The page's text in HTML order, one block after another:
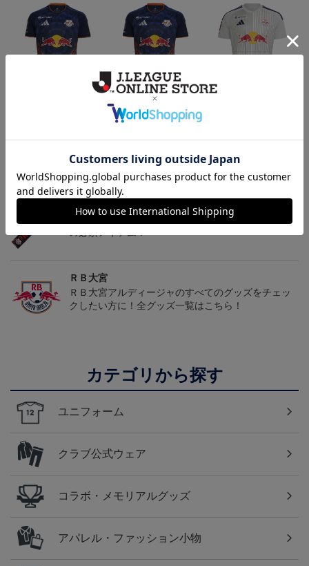
2026/27オーセンティッ
クユニフォーム（フィー
ルド1st）
19,800円
トピックス
こだわりのデザインに注目！タオルマフラーは応援
ＲＢ大宮
ＲＢ大宮アルディージャのすべてのグッズをチェッ
クしたい方に！全グッズ一覧はこちら！
カテゴリから探す
ユニフォーム
クラブ公式ウェア
コラボ・メモリアルグッズ
アパレル・ファッション小物